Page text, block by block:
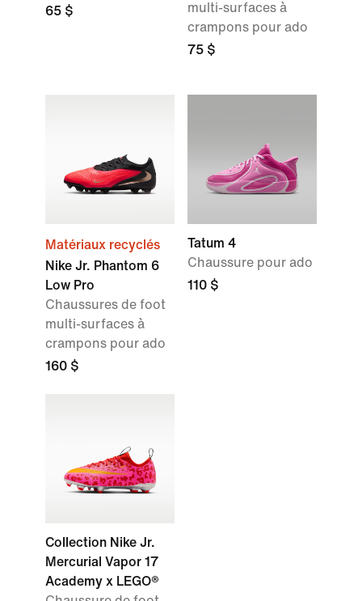
65 $
multi-surfaces à
crampons pour ado
75 $
Matériaux recyclés
Nike Jr. Phantom 6
Low Pro
Chaussures de foot
multi-surfaces à
crampons pour ado
160 $
Tatum 4
Chaussure pour ado
110 $
Collection Nike Jr.
Mercurial Vapor 17
Academy x LEGO®